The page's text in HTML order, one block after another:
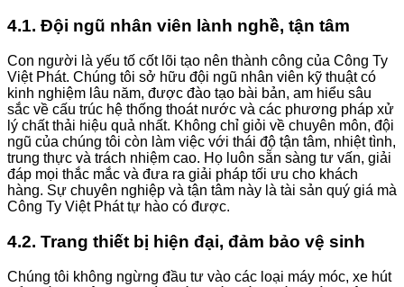
4.1. Đội ngũ nhân viên lành nghề, tận tâm
Con người là yếu tố cốt lõi tạo nên thành công của Công Ty
Việt Phát. Chúng tôi sở hữu đội ngũ nhân viên kỹ thuật có
kinh nghiệm lâu năm, được đào tạo bài bản, am hiểu sâu
sắc về cấu trúc hệ thống thoát nước và các phương pháp xử
lý chất thải hiệu quả nhất. Không chỉ giỏi về chuyên môn, đội
ngũ của chúng tôi còn làm việc với thái độ tận tâm, nhiệt tình,
trung thực và trách nhiệm cao. Họ luôn sẵn sàng tư vấn, giải
đáp mọi thắc mắc và đưa ra giải pháp tối ưu cho khách
hàng. Sự chuyên nghiệp và tận tâm này là tài sản quý giá mà
Công Ty Việt Phát tự hào có được.
4.2. Trang thiết bị hiện đại, đảm bảo vệ sinh
Chúng tôi không ngừng đầu tư vào các loại máy móc, xe hút